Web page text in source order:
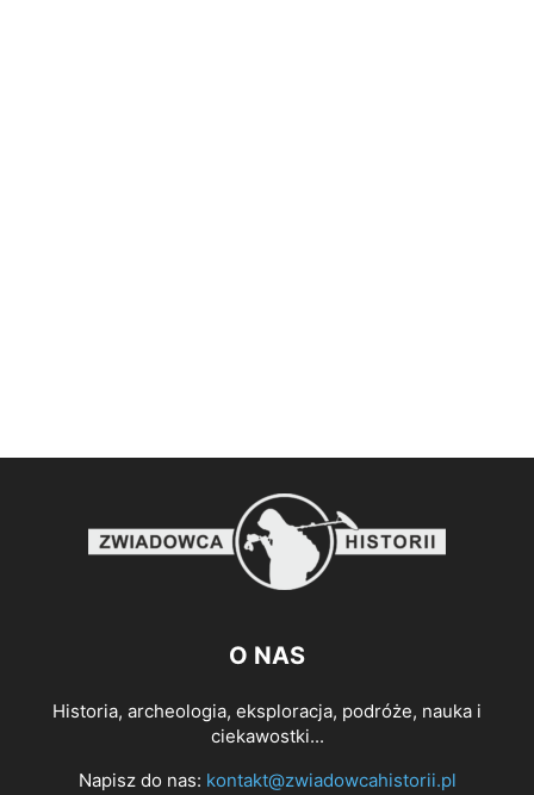
O NAS
Historia, archeologia, eksploracja, podróże, nauka i
ciekawostki...
Napisz do nas: kontakt@zwiadowcahistorii.pl